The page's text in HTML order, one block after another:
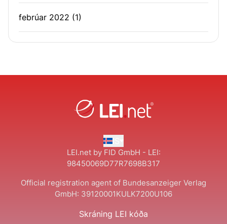
febrúar 2022 (1)
LEI.net by FID GmbH - LEI:
98450069D77R7698B317
Official registration agent of Bundesanzeiger Verlag
GmbH: 39120001KULK7200U106
Skráning LEI kóða